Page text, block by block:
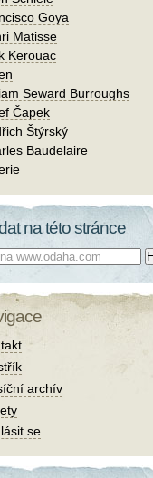
Goya
Matisse
Kerouac
Seward Burroughs
Čapek
Štýrský
Baudelaire
na této stránce
archív
se